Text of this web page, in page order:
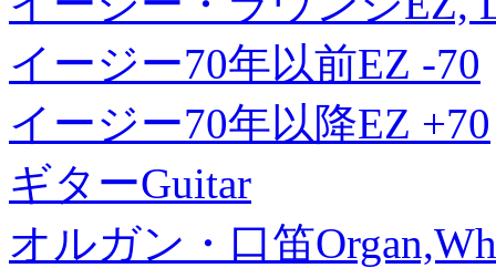
イージー70年以前EZ -70
イージー70年以降EZ +70
ギターGuitar
オルガン・口笛